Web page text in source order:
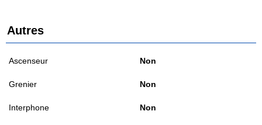
Autres
Ascenseur Non
Grenier Non
Interphone Non